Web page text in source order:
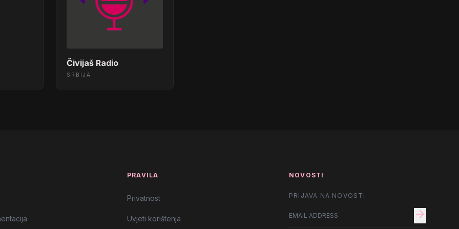
html>
Čivijaš Radio
SRBIJA
PRAVILA
Privatnost
Uvjeti korištenja
NOVOSTI
PRIJAVA NA NOVOSTI
arrow_forward